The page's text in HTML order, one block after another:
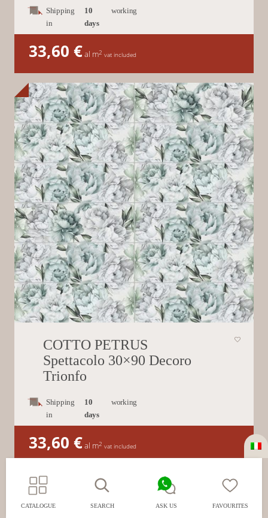
Shipping
in
10
days
working
33,60 €al m2 vat included
COTTO PETRUS
Spettacolo 30×90 Decoro
Trionfo
Shipping
in
10
days
working
33,60 €al m2 vat included
CATALOGUE SEARCH ASK US FAVOURITES